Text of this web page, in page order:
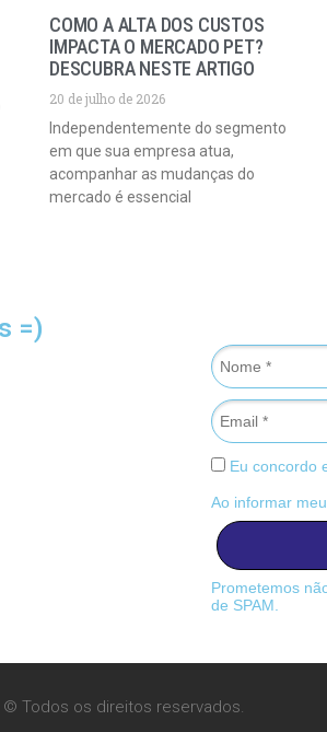
COMO A ALTA DOS CUSTOS
IMPACTA O MERCADO PET?
DESCUBRA NESTE ARTIGO
20 de julho de 2026
Independentemente do segmento
em que sua empresa atua,
acompanhar as mudanças do
mercado é essencial
=)
Eu concordo
Ao informar
Prometemos
de SPAM.
© Todos os direitos reservados.